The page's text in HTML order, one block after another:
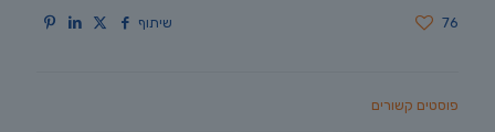
שיתוף 76
פוסטים קשורים